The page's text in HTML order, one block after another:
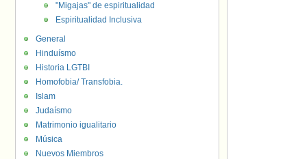
"Migajas" de espiritualidad
Espiritualidad Inclusiva
General
Hinduísmo
Historia LGTBI
Homofobia/ Transfobia.
Islam
Judaísmo
Matrimonio igualitario
Música
Nuevos Miembros